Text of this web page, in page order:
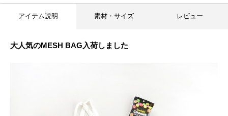
アイテム説明 素材・サイズ レビュー
大人気のMESH BAG入荷しました